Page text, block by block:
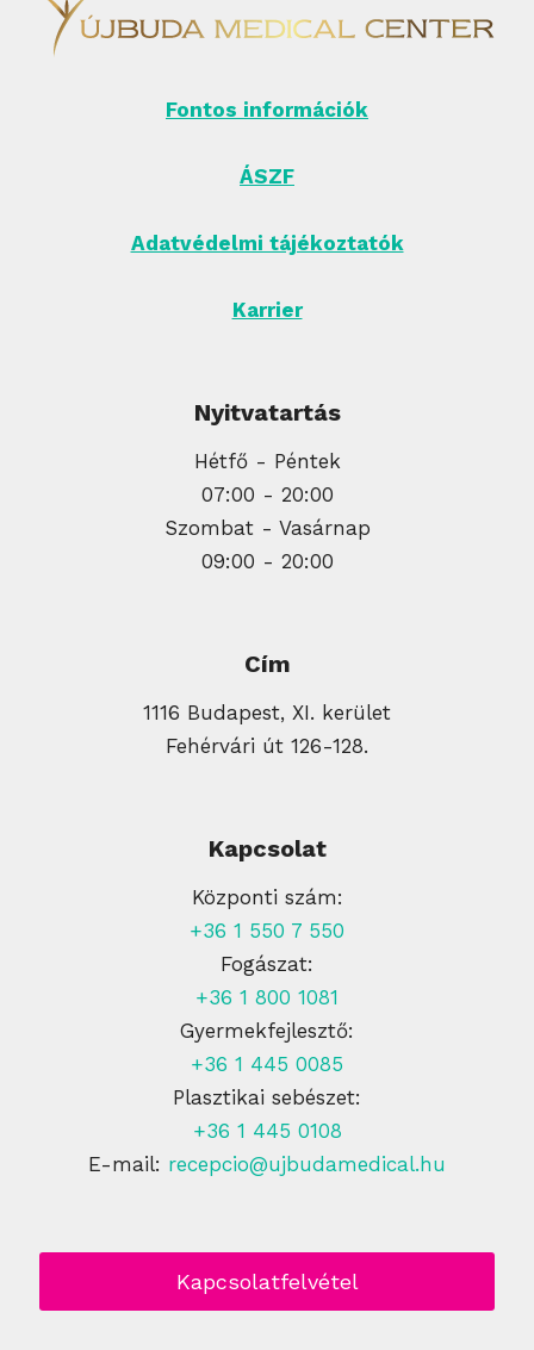
Fontos információk
ÁSZF
Adatvédelmi tájékoztatók
Karrier
Nyitvatartás
Hétfő - Péntek
07:00 - 20:00
Szombat - Vasárnap
09:00 - 20:00
Cím
1116 Budapest, XI. kerület
Fehérvári út 126-128.
Kapcsolat
Központi szám:
+36 1 550 7 550
Fogászat:
+36 1 800 1081
Gyermekfejlesztő:
+36 1 445 0085
Plasztikai sebészet:
+36 1 445 0108
E-mail: recepcio@ujbudamedical.hu
Kapcsolatfelvétel